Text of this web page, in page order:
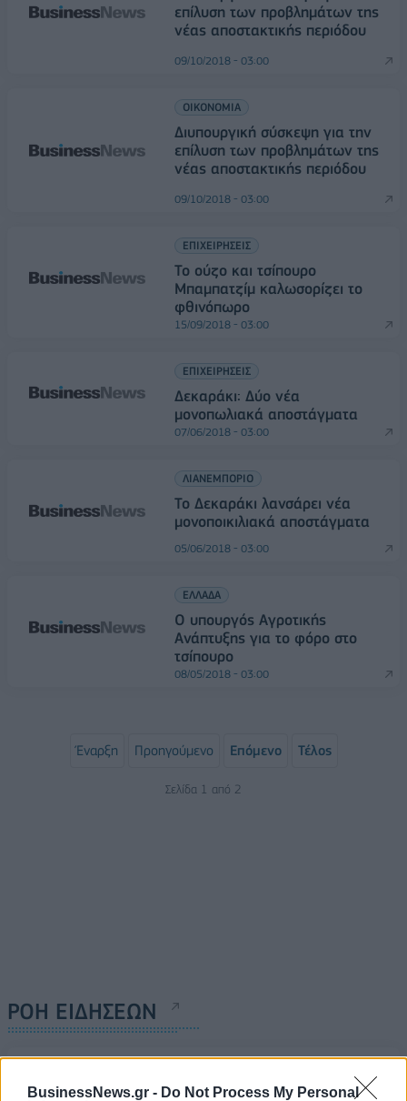
BusinessNews.gr - Do Not Process My Personal
επίλυση των προβλημάτων της
νέας αποστακτικής περιόδου
09/10/2018 - 03:00
ΟΙΚΟΝΟΜΙΑ
Διυπουργική σύσκεψη για την
επίλυση των προβλημάτων της
νέας αποστακτικής περιόδου
09/10/2018 - 03:00
ΕΠΙΧΕΙΡΗΣΕΙΣ
Το ούζο και τσίπουρο
Μπαμπατζίμ καλωσορίζει το
φθινόπωρο
15/09/2018 - 03:00
ΕΠΙΧΕΙΡΗΣΕΙΣ
Δεκαράκι: Δύο νέα
μονοπωλιακά αποστάγματα
07/06/2018 - 03:00
ΛΙΑΝΕΜΠΟΡΙΟ
Το Δεκαράκι λανσάρει νέα
μονοποικιλιακά αποστάγματα
05/06/2018 - 03:00
ΕΛΛΑΔΑ
Ο υπουργός Αγροτικής
Ανάπτυξης για το φόρο στο
τσίπουρο
08/05/2018 - 03:00
Έναρξη Προηγούμενο Επόμενο Τέλος
Σελίδα 1 από 2
ΡΟΗ ΕΙΔΗΣΕΩΝ
περιμένει»